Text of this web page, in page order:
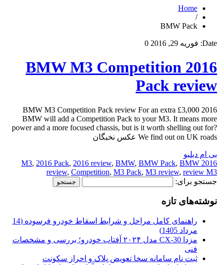
Home
/
BMW Pack
Date: فوریه 29, 2016 0
2016 BMW M3 Competition
Pack review
2016 BMW M3 Competition Pack review For an extra £3,000
BMW will add a Competition Pack to your M3. It means more
power and a more focused chassis, but is it worth shelling out for?
We find out on UK roads عکس نخبگان
بی ام دبلیو
2016 M3
, 2016 Pack, 2016 review, BMW, BMW Pack, BMW
review, Competition, M3 Pack, M3 review, review M3
جستجو برای:
نوشته‌های تازه
راهنمای کامل مراحل و شرایط اسقاط خودرو فرسوده (14
مرداد 1405)
مزدا CX-30 مدل ۲۰۲۴ آفتاب خودرو؛ بررسی و مشخصات
فنی
ثبت نام سامانه سخا تعویض پلاک و احراز سکونت